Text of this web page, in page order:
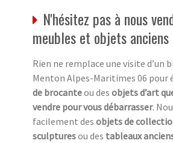
N'hésitez pas à nous
meubles et objets anciens
Rien ne remplace une visite d’un
Menton Alpes-Maritimes 06 pour
de brocanteou des objets d’art
vendre pour vous débarrasser.
facilement des objets de
sculpturesou des tableaux